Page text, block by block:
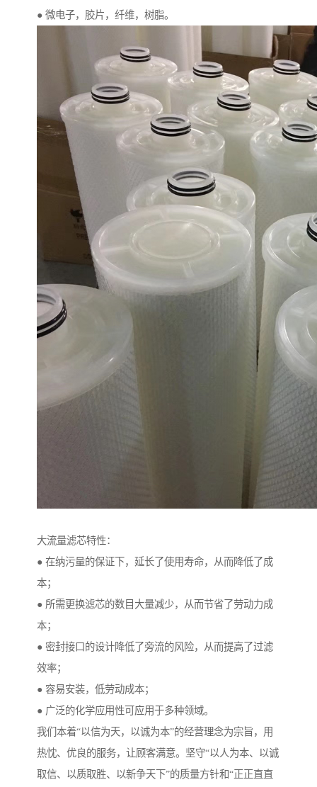
● 微电子，胶片，纤维，树脂。
大流量滤芯特性：
● 在纳污量的保证下，延长了使用寿命，从而降低了成
本；
● 所需更换滤芯的数目大量减少，从而节省了劳动力成
本；
● 密封接口的设计降低了旁流的风险，从而提高了过滤
效率；
● 容易安装，低劳动成本；
● 广泛的化学应用性可应用于多种领域。
我们本着“以信为天，以诚为本”的经营理念为宗旨，用
热忱、优良的服务，让顾客满意。坚守“以人为本、以诚
取信、以质取胜、以新争天下”的质量方针和“正正直直